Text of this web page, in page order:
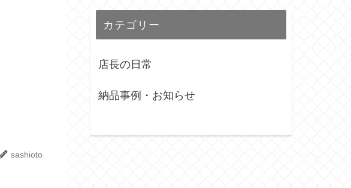
sashioto
カテゴリー
店長の日常
納品事例・お知らせ